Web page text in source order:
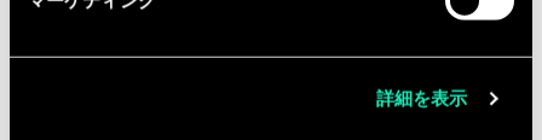
詳細を表示
Scientists sur l’identification et la